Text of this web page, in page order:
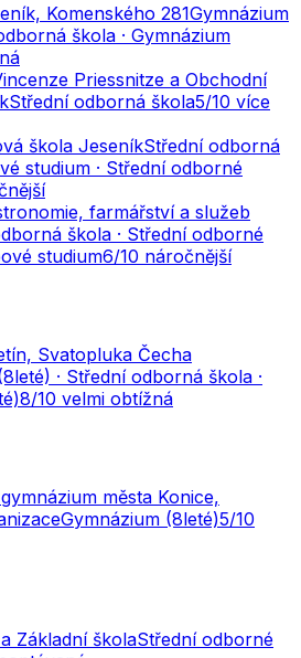
Komenského 281Gymnázium
škola · Gymnázium
Priessnitze a Obchodní
Střední odborná škola5/10 více
škola JeseníkStřední odborná
studium · Střední odborné
farmářství a služeb
škola · Střední odborné
studium6/10 náročnější
Svatopluka Čecha
· Střední odborná škola ·
8/10 velmi obtížná
města Konice,
Gymnázium (8leté)5/10
Základní školaStřední odborné